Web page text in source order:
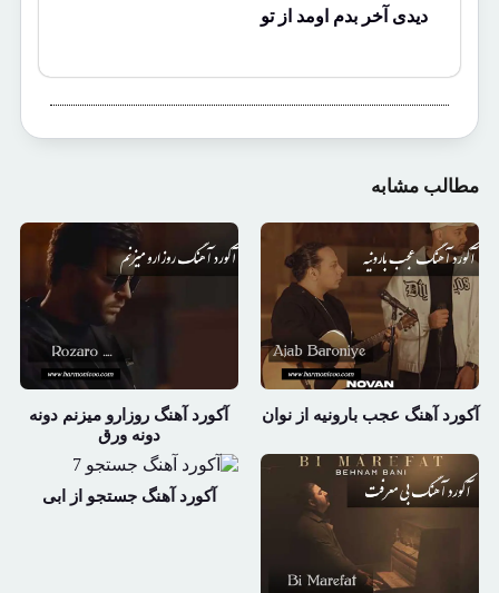
دیدی آخر بدم اومد از تو
مطالب مشابه
آکورد آهنگ عجب بارونیه از نوان
آکورد آهنگ روزارو میزنم دونه
دونه ورق
آکورد آهنگ جستجو از ابی